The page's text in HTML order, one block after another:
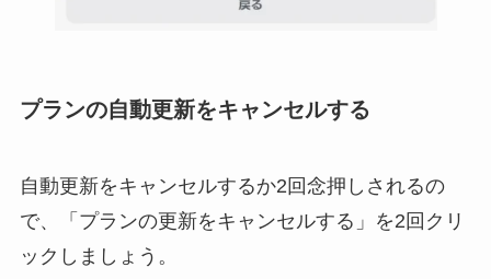
プランの自動更新をキャンセルする
自動更新をキャンセルするか2回念押しされるの
で、「プランの更新をキャンセルする」を2回クリ
ックしましょう。